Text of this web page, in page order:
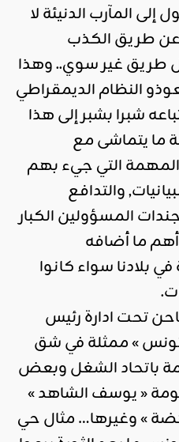
المآرب الدنيئة لا
عن طريق الكذب
طريق غير سوي.. وهذا
النظام الديمقراطي
شبرا بشبر إلى هذا
ما يتماشى مع
التي جيء بهم
والتدافع
المسؤولين الكبار
ما أضافه
بلادنا سواء كانوا
تحت ادارة رئيس
تونس » ممثلة في شق
باتحاد الشغل وبعض
« يوسف الشاهد »
» وغيرها… مثال حي